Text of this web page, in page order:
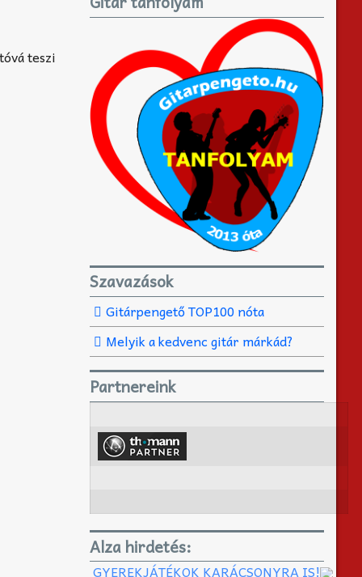
teszi
Szavazások
Gitárpengető TOP100 nóta
Melyik a kedvenc gitár márkád?
Partnereink
Alza hirdetés:
GYEREKJÁTÉKOK KARÁCSONYRA IS!